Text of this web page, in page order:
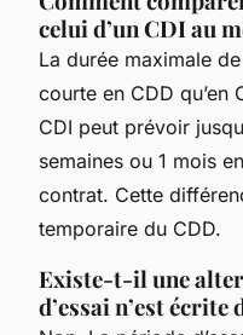
celui d’un CDI au
La durée maximale
courte en CDD qu’en
CDI peut prévoir
semaines ou 1 mois
contrat. Cette
temporaire du CDD.
Existe-t-il une
d’essai n’est